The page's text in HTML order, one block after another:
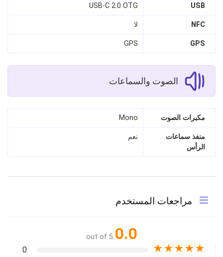
USB
USB‑C 2.0 OTG
NFC لا
GPS
GPS
الصوت والسماعات
مكبرات الصوت Mono
منفذ سماعات
الرأس
نعم
مراجعات المستخدم
0.0
out of 5
★
★
★
★
★
0